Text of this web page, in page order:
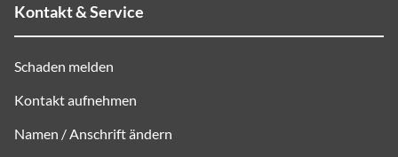
Kontakt & Service
Schaden melden
Kontakt aufnehmen
Namen / Anschrift ändern